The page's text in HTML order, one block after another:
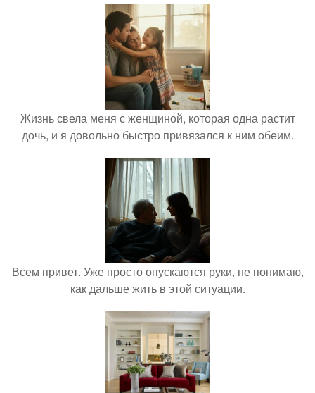
Жизнь свела меня с женщиной, которая одна растит
дочь, и я довольно быстро привязался к ним обеим.
Всем привет. Уже просто опускаются руки, не понимаю,
как дальше жить в этой ситуации.